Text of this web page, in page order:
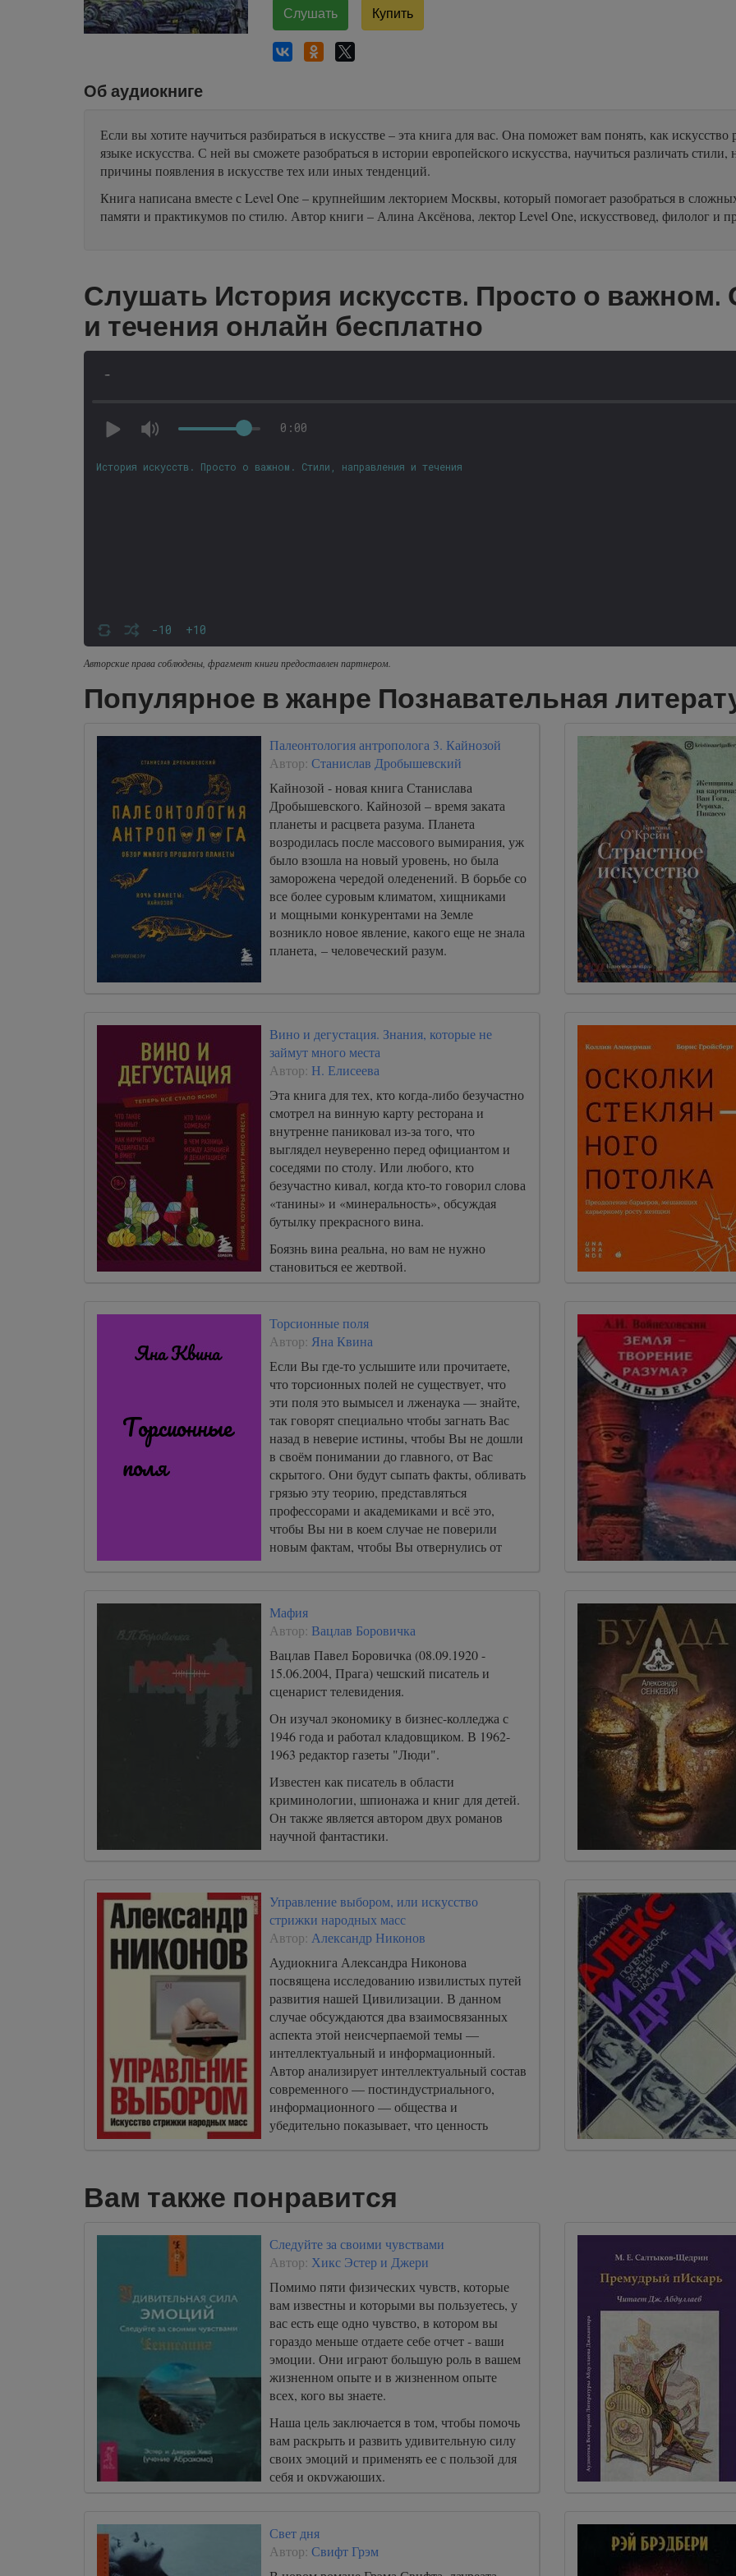
Слушать Купить
Об аудиокниге
Если вы хотите научиться разбираться в искусстве – эта книга для вас. Она поможет вам понять, как искусство
языке искусства. С ней вы сможете разобраться в истории европейского искусства, научиться различать
причины появления в искусстве тех или иных тенденций.
Книга написана вместе с Level One – крупнейшим лекторием Москвы, который помогает разобраться в
памяти и практикумов по стилю. Автор книги – Алина Аксёнова, лектор Level One, искусствовед, филолог и
Слушать История искусств. Просто о важном.
и течения онлайн бесплатно
-
0:00
-10 +10
История искусств. Просто о важном. Стили, направления и течения
Авторские права соблюдены, фрагмент книги предоставлен партнером.
Популярное в жанре Познавательная
Палеонтология антрополога 3. Кайнозой
Автор: Станислав Дробышевский
Кайнозой - новая книга Станислава
Дробышевского. Кайнозой – время заката
планеты и расцвета разума. Планета
возродилась после массового вымирания, уж
было взошла на новый уровень, но была
заморожена чередой оледенений. В борьбе со
все более суровым климатом, хищниками
и мощными конкурентами на Земле
возникло новое явление, какого еще не знала
планета, – человеческий разум.
Вино и дегустация. Знания, которые не
займут много места
Автор: Н. Елисеева
Эта книга для тех, кто когда-либо безучастно
смотрел на винную карту ресторана и
внутренне паниковал из-за того, что
выглядел неуверенно перед официантом и
соседями по столу. Или любого, кто
безучастно кивал, когда кто-то говорил слова
«танины» и «минеральность», обсуждая
бутылку прекрасного вина.
Боязнь вина реальна, но вам не нужно
становиться ее жертвой.
Торсионные поля
Автор: Яна Квина
Если Вы где-то услышите или прочитаете,
что торсионных полей не существует, что
эти поля это вымысел и лженаука — знайте,
так говорят специально чтобы загнать Вас
назад в неверие истины, чтобы Вы не дошли
в своём понимании до главного, от Вас
скрытого. Они будут сыпать факты, обливать
грязью эту теорию, представляться
профессорами и академиками и всё это,
чтобы Вы ни в коем случае не поверили
новым фактам, чтобы Вы отвернулись от
Мафия
Автор: Вацлав Боровичка
Вацлав Павел Боровичка (08.09.1920 -
15.06.2004, Прага) чешский писатель и
сценарист телевидения.
Он изучал экономику в бизнес-колледжа с
1946 года и работал кладовщиком. В 1962-
1963 редактор газеты "Люди".
Известен как писатель в области
криминологии, шпионажа и книг для детей.
Он также является автором двух романов
научной фантастики.
Управление выбором, или искусство
стрижки народных масс
Автор: Александр Никонов
Аудиокнига Александра Никонова
посвящена исследованию извилистых путей
развития нашей Цивилизации. В данном
случае обсуждаются два взаимосвязанных
аспекта этой неисчерпаемой темы —
интеллектуальный и информационный.
Автор анализирует интеллектуальный состав
современного — постиндустриального,
информационного — общества и
убедительно показывает, что ценность
Вам также понравится
Следуйте за своими чувствами
Автор: Хикс Эстер и Джери
Помимо пяти физических чувств, которые
вам известны и которыми вы пользуетесь, у
вас есть еще одно чувство, в котором вы
гораздо меньше отдаете себе отчет - ваши
эмоции. Они играют большую роль в вашем
жизненном опыте и в жизненном опыте
всех, кого вы знаете.
Наша цель заключается в том, чтобы помочь
вам раскрыть и развить удивительную силу
своих эмоций и применять ее с пользой для
себя и окружающих.
Свет дня
Автор: Свифт Грэм